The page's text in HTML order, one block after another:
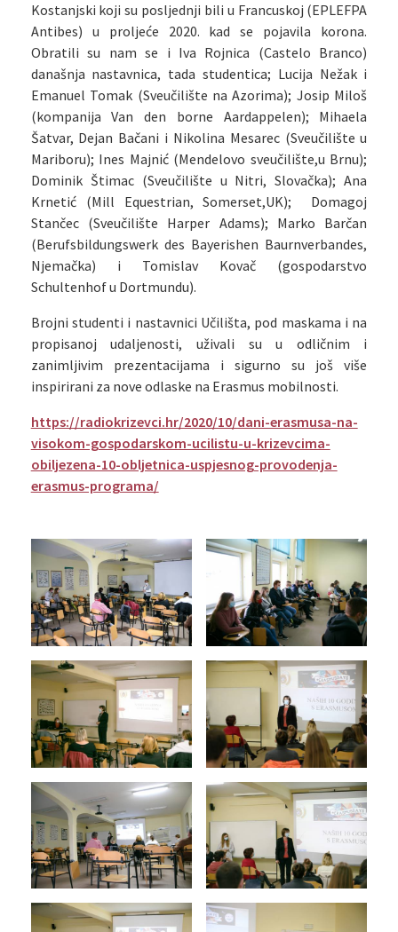
Kostanjski koji su posljednji bili u Francuskoj (EPLEFPA
Antibes) u proljeće 2020. kad se pojavila korona.
Obratili su nam se i Iva Rojnica (Castelo Branco)
današnja nastavnica, tada studentica; Lucija Nežak i
Emanuel Tomak (Sveučilište na Azorima); Josip Miloš
(kompanija Van den borne Aardappelen); Mihaela
Šatvar, Dejan Bačani i Nikolina Mesarec (Sveučilište u
Mariboru); Ines Majnić (Mendelovo sveučilište,u Brnu);
Dominik Štimac (Sveučilište u Nitri, Slovačka); Ana
Krnetić (Mill Equestrian, Somerset,UK); Domagoj
Stančec (Sveučilište Harper Adams); Marko Barčan
(Berufsbildungswerk des Bayerishen Baurnverbandes,
Njemačka) i Tomislav Kovač (gospodarstvo
Schultenhof u Dortmundu).
Brojni studenti i nastavnici Učilišta, pod maskama i na
propisanoj udaljenosti, uživali su u odličnim i
zanimljivim prezentacijama i sigurno su još više
inspirirani za nove odlaske na Erasmus mobilnosti.
https://radiokrizevci.hr/2020/10/dani-erasmusa-na-
visokom-gospodarskom-ucilistu-u-krizevcima-
obiljezena-10-obljetnica-uspjesnog-provodenja-
erasmus-programa/